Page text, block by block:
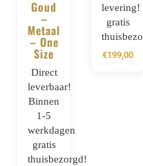
Goud
–
Metaal
– One
Size
Direct
leverbaar!
Binnen
1-5
werkdagen
gratis
thuisbezorgd!
levering!
gratis
€199,00